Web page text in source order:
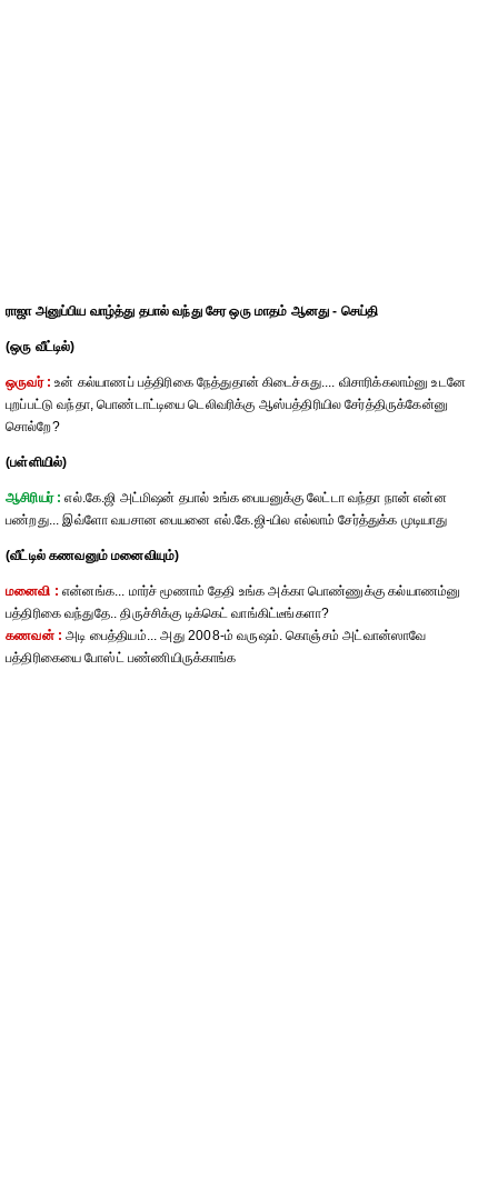
ராஜா அனுப்பிய வாழ்த்து தபால் வந்து சேர ஒரு மாதம் ஆனது - செய்தி
(ஒரு வீட்டில்)
ஒருவர் : உன் கல்யாணப் பத்திரிகை நேத்துதான் கிடைச்சுது.... விசாரிக்கலாம்னு உடனே
புறப்பட்டு வந்தா, பொண்டாட்டியை டெலிவரிக்கு ஆஸ்பத்திரியில சேர்த்திருக்கேன்னு
சொல்றே?
(பள்ளியில்)
ஆசிரியர் :எல்.கே.ஜி அட்மிஷன் தபால் உங்க பையனுக்கு லேட்டா வந்தா நான் என்ன
பண்றது... இவ்ளோ வயசான பையனை எல்.கே.ஜி-யில எல்லாம் சேர்த்துக்க முடியாது
(வீட்டில் கணவனும் மனைவியும்)
மனைவி :என்னங்க... மார்ச் மூணாம் தேதி உங்க அக்கா பொண்ணுக்கு கல்யாணம்னு
பத்திரிகை வந்துதே.. திருச்சிக்கு டிக்கெட் வாங்கிட்டீங்களா?
கணவன் :அடி பைத்தியம்... அது 2008-ம் வருஷம். கொஞ்சம் அட்வான்ஸாவே
பத்திரிகையை போஸ்ட் பண்ணியிருக்காங்க